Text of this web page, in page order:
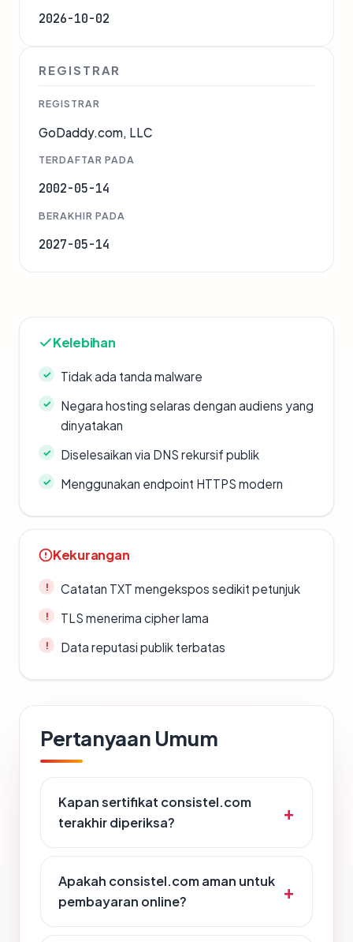
2026-10-02
REGISTRAR
REGISTRAR
GoDaddy.com, LLC
TERDAFTAR PADA
2002-05-14
BERAKHIR PADA
2027-05-14
Kelebihan
Tidak ada tanda malware
Negara hosting selaras dengan audiens yang
dinyatakan
Diselesaikan via DNS rekursif publik
Menggunakan endpoint HTTPS modern
Kekurangan
Catatan TXT mengekspos sedikit petunjuk
TLS menerima cipher lama
Data reputasi publik terbatas
Pertanyaan Umum
Kapan sertifikat consistel.com
terakhir diperiksa?
Apakah consistel.com aman untuk
pembayaran online?